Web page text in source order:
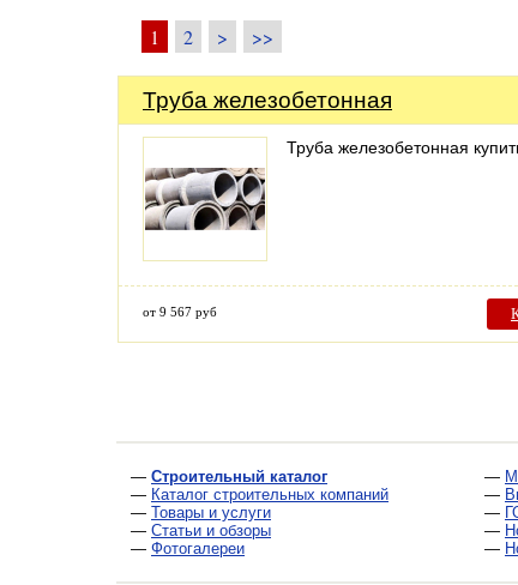
1
2 > >>
Труба железобетонная
Труба железобетонная
от 9 567 руб
— Строительный каталог
— Каталог строительных компаний
— Товары и услуги
— Статьи и обзоры
— Фотогалереи
—
—
—
—
—